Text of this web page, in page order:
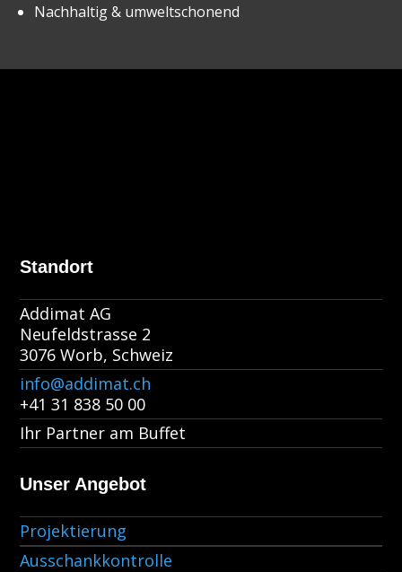
Nachhaltig & umweltschonend
Standort
Addimat AG
Neufeldstrasse 2
3076 Worb, Schweiz
info@addimat.ch
+41 31 838 50 00
Ihr Partner am Buffet
Unser Angebot
Projektierung
Ausschankkontrolle